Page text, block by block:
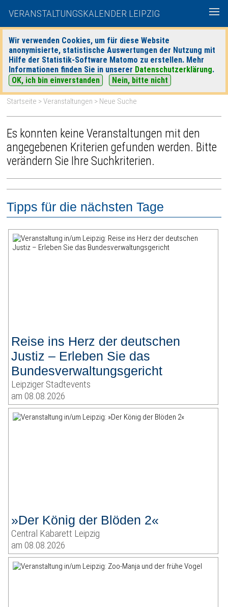
VERANSTALTUNGSKALENDER LEIPZIG
Wir verwenden Cookies, um für diese Website
anonymisierte, statistische Auswertungen der Nutzung mit
Hilfe der Statistik-Software Matomo zu erstellen. Mehr
Informationen finden Sie in unserer Datenschutzerklärung.
OK, ich bin einverstanden
Nein, bitte nicht
heute|morgen| Detaillierte Suche
Startseite >Veranstaltungen > Neue Suche
Es konnten keine Veranstaltungen mit den
angegebenen Kriterien gefunden werden. Bitte
verändern Sie Ihre Suchkriterien.
Tipps für die nächsten Tage
Reise ins Herz der deutschen
Justiz – Erleben Sie das
Bundesverwaltungsgericht
Leipziger Stadtevents
am 08.08.2026
»Der König der Blöden 2«
Central Kabarett Leipzig
am 08.08.2026